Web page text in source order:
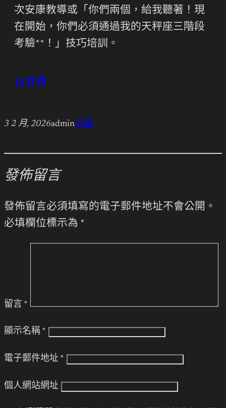
次安康教導或「你們兩個，給我聽著！現
在開始，你們必須通過我的天秤座三階段
考驗**！」技巧培訓。
包養網
3 2 月, 2026admin分數
發佈留言
發佈留言必須填寫的電子郵件地址不會公開。
必填欄位標示為 *
留言 *
顯示名稱 *
電子郵件地址 *
個人網站網址